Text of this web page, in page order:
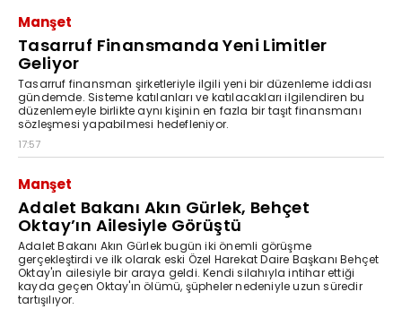
Manşet
Tasarruf Finansmanda Yeni Limitler
Geliyor
Tasarruf finansman şirketleriyle ilgili yeni bir düzenleme iddiası
gündemde. Sisteme katılanları ve katılacakları ilgilendiren bu
düzenlemeyle birlikte aynı kişinin en fazla bir taşıt finansmanı
sözleşmesi yapabilmesi hedefleniyor.
17:57
Manşet
Adalet Bakanı Akın Gürlek, Behçet
Oktay’ın Ailesiyle Görüştü
Adalet Bakanı Akın Gürlek bugün iki önemli görüşme
gerçekleştirdi ve ilk olarak eski Özel Harekat Daire Başkanı Behçet
Oktay'ın ailesiyle bir araya geldi. Kendi silahıyla intihar ettiği
kayda geçen Oktay'ın ölümü, şüpheler nedeniyle uzun süredir
tartışılıyor.